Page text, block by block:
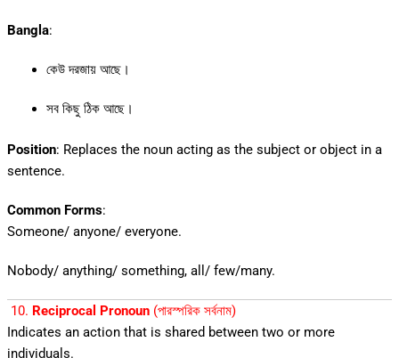
Bangla:
কেউ দরজায় আছে।
সব কিছু ঠিক আছে।
Position: Replaces the noun acting as the subject or object in a
sentence.
Common Forms:
Someone/ anyone/ everyone.
Nobody/ anything/ something, all/ few/many.
10. Reciprocal Pronoun(পারস্পরিক সর্বনাম)
Indicates an action that is shared between two or more
individuals.